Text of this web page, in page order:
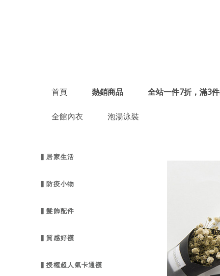
首頁 熱銷商品 全站一件7折，滿3
全館內衣 泡湯泳裝
▍居家生活
▍防疫小物
▍髮飾配件
▍質感好襪
▍授權超人氣卡通襪